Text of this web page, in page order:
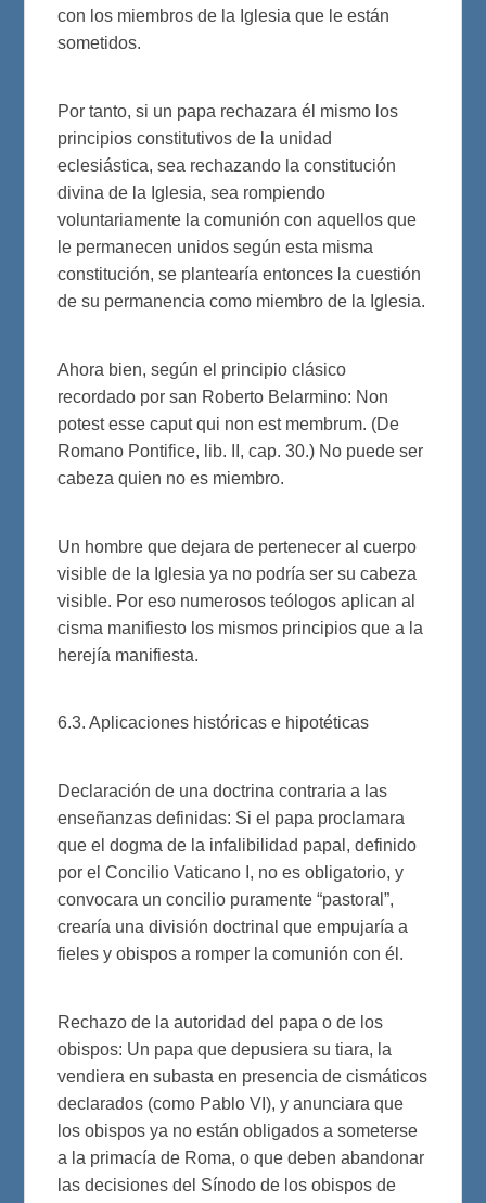
con los miembros de la Iglesia que le están
sometidos.
Por tanto, si un papa rechazara él mismo los
principios constitutivos de la unidad
eclesiástica, sea rechazando la constitución
divina de la Iglesia, sea rompiendo
voluntariamente la comunión con aquellos que
le permanecen unidos según esta misma
constitución, se plantearía entonces la cuestión
de su permanencia como miembro de la Iglesia.
Ahora bien, según el principio clásico
recordado por san Roberto Belarmino: Non
potest esse caput qui non est membrum. (De
Romano Pontifice, lib. II, cap. 30.) No puede ser
cabeza quien no es miembro.
Un hombre que dejara de pertenecer al cuerpo
visible de la Iglesia ya no podría ser su cabeza
visible. Por eso numerosos teólogos aplican al
cisma manifiesto los mismos principios que a la
herejía manifiesta.
6.3. Aplicaciones históricas e hipotéticas
Declaración de una doctrina contraria a las
enseñanzas definidas: Si el papa proclamara
que el dogma de la infalibilidad papal, definido
por el Concilio Vaticano I, no es obligatorio, y
convocara un concilio puramente “pastoral”,
crearía una división doctrinal que empujaría a
fieles y obispos a romper la comunión con él.
Rechazo de la autoridad del papa o de los
obispos: Un papa que depusiera su tiara, la
vendiera en subasta en presencia de cismáticos
declarados (como Pablo VI), y anunciara que
los obispos ya no están obligados a someterse
a la primacía de Roma, o que deben abandonar
las decisiones del Sínodo de los obispos de